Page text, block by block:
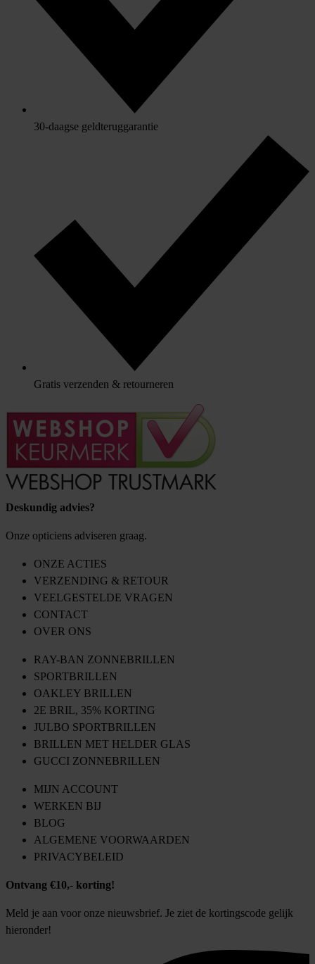
30-daagse geldteruggarantie
Gratis verzenden & retourneren
Deskundig advies?
Onze opticiens adviseren graag.
ONZE ACTIES
VERZENDING & RETOUR
VEELGESTELDE VRAGEN
CONTACT
OVER ONS
RAY-BAN ZONNEBRILLEN
SPORTBRILLEN
OAKLEY BRILLEN
2E BRIL, 35% KORTING
JULBO SPORTBRILLEN
BRILLEN MET HELDER GLAS
GUCCI ZONNEBRILLEN
MIJN ACCOUNT
WERKEN BIJ
BLOG
ALGEMENE VOORWAARDEN
PRIVACYBELEID
Ontvang €10,- korting!
Meld je aan voor onze nieuwsbrief. Je ziet de kortingscode gelijk
hieronder!